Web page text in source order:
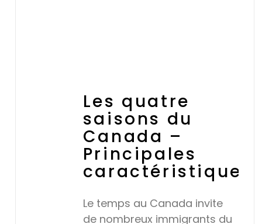
Les quatre
saisons du
Canada –
Principales
caractéristiques
Le temps au Canada invite
de nombreux immigrants du